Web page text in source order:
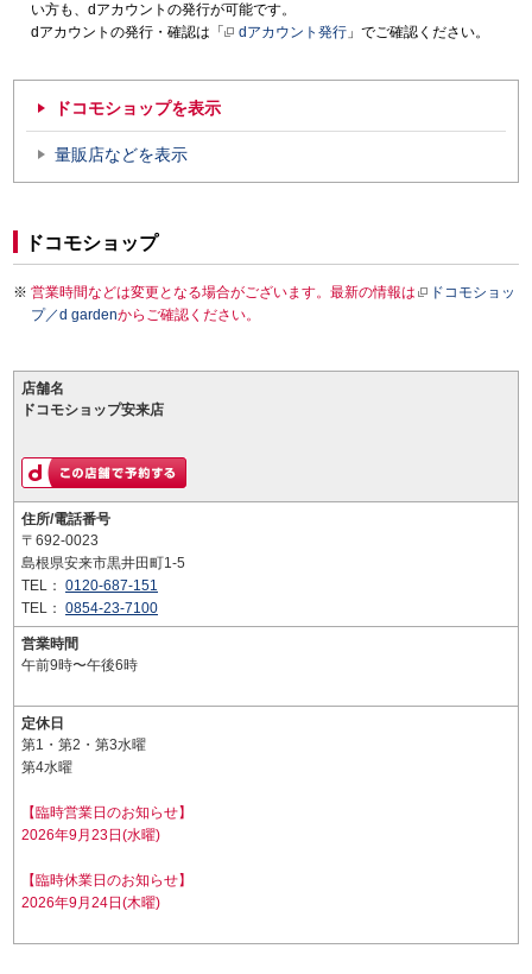
い方も、dアカウントの発行が可能です。
dアカウントの発行・確認は「
dアカウント発行 」でご確認ください。
ドコモショップを表示
量販店などを表示
ドコモショップ
営業時間などは変更となる場合がございます。最新の情報は
ドコモショッ
プ／d gardenからご確認ください。
店舗名
ドコモショップ安来店
住所/電話番号
〒692-0023
島根県安来市黒井田町1-5
TEL： 0120-687-151
TEL： 0854-23-7100
営業時間
午前9時〜午後6時
定休日
第1・第2・第3水曜
第4水曜
【臨時営業日のお知らせ】
2026年9月23日(水曜)
【臨時休業日のお知らせ】
2026年9月24日(木曜)